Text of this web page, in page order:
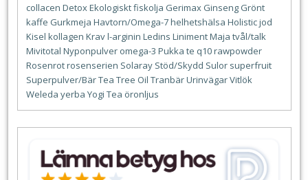
collacen DetoxEkologisktfiskolja Gerimax Ginseng Grönt
kaffe Gurkmeja Havtorn/Omega-7helhetshälsa Holisticjod
Kisel kollagen Kravl-arginin Ledins LinimentMaja tvål/talk
Mivitotal Nyponpulver omega-3 Pukka te q10rawpowder
Rosenrotrosenserien Solaray Stöd/Skydd Sulor superfruit
Superpulver/BärTea Tree Oil TranbärUrinvägarVitlök
Weleda yerba Yogi Tea öronljus